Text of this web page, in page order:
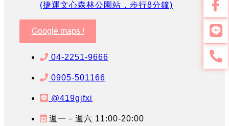
(捷運文心森林公園站，步行8分鐘)
Google maps !
04-2251-9666
0905-501166
@419gjfxi
週一－週六 11:00-20:00